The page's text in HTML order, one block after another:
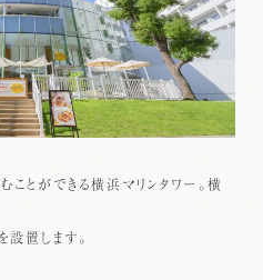
とができる横浜マリンタワー。横
設置します。